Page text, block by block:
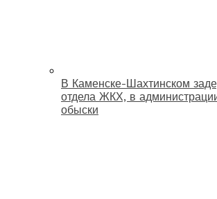
В Каменске-Шахтинском
отдела ЖКХ, в
обыски